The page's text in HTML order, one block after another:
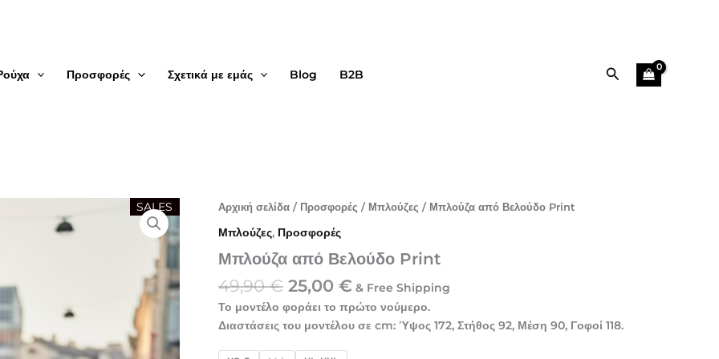
Προσφορές Σχετικά με εμάς Blog B2B Αναζήτηση
SALES Αρχική σελίδα / Προσφορές / Μπλούζες / Μπλούζα από Βελούδο Print
Μπλούζες, Προσφορές
Μπλούζα από Βελούδο Print
49,90€
Original
was:
49,90 €.
25,00 €
Η
είναι:
25,00 €.
& Free Shipping
Το μοντέλο φοράει το πρώτο νούμερο.
Διαστάσεις του μοντέλου σε cm: Ύψος 172, Στήθος 92, Μέση 90, Γοφοί 118.
Μπλούζα
Βελούδο
Print
ποσότητα